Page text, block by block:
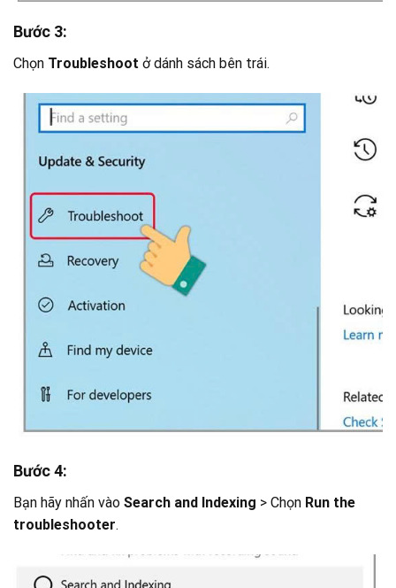
Bước 3:
Chọn Troubleshoot ở dánh sách bên trái.
Bước 4:
Bạn hãy nhấn vào Search and Indexing > Chọn Run the
troubleshooter.